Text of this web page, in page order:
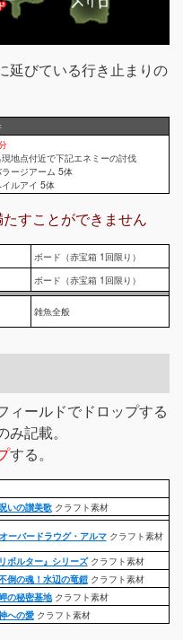
延びている行き止まりの
地点付近で下記エネミーの討伐
ジアーム 5体
アイ 5体
すことができません
ボード（赤宝箱 1回限り）
ボード（赤宝箱 1回限り）
雑魚全般
ィールドでドロップする
記載。
する。
いの讃美歌クラフト素材
ーバードラウグ・アルマクラフト素材
リボルター』シリーズクラフト素材
倒の魂！水辺の竜鎧クラフト素材
の秘密基地クラフト素材
への愛クラフト素材